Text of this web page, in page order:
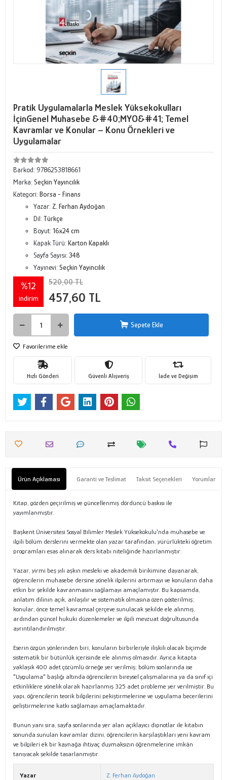
Pratik Uygulamalarla Meslek Yüksekokulları
İçinGenel Muhasebe &#40;MYO&#41; Temel
Kavramlar ve Konular – Konu Örnekleri ve
Uygulamalar
Barkod: 9786253818661
Marka: Seçkin Yayıncılık
Kategori: Borsa - Finans
Yazar: Z. Ferhan Aydoğan
Dil: Türkçe
Boyut: 16x24 cm
Kapak Türü: Karton Kapaklı
Sayfa Sayısı: 348
Yayınevi: Seçkin Yayıncılık
%12
indirim
520,00 TL
457,60 TL
Sepete Ekle
Favorilerime ekle
Hızlı Gönderi Güvenli Alışveriş İade ve Değişim
Ürün Açıklaması Garanti ve Teslimat Taksit Seçenekleri Yorumlar
Kitap, gözden geçirilmiş ve güncellenmiş dördüncü baskısı ile
yayımlanmıştır.
Başkent Üniversitesi Sosyal Bilimler Meslek Yüksekokulu'nda muhasebe ve
ilgili bölüm derslerini vermekte olan yazar tarafından, yürürlükteki öğretim
programları esas alınarak ders kitabı niteliğinde hazırlanmıştır.
Yazar, yirmi beş yılı aşkın mesleki ve akademik birikimine dayanarak,
öğrencilerin muhasebe dersine yönelik ilgilerini artırmayı ve konuların daha
etkin bir şekilde kavranmasını sağlamayı amaçlamıştır. Bu kapsamda,
anlatım dilinin açık, anlaşılır ve sistematik olmasına özen gösterilmiş;
konular, önce temel kavramsal çerçeve sunulacak şekilde ele alınmış,
ardından güncel hukuki düzenlemeler ve ilgili mevzuat doğrultusunda
ayrıntılandırılmıştır.
Eserin özgün yönlerinden biri, konuların birbirleriyle ilişkili olacak biçimde
sistematik bir bütünlük içerisinde ele alınmış olmasıdır. Ayrıca kitapta
yaklaşık 400 adet çözümlü örneğe yer verilmiş; bölüm sonlarında ise
"Uygulama" başlığı altında öğrencilerin bireysel çalışmalarına ya da sınıf içi
etkinliklere yönelik olarak hazırlanmış 325 adet probleme yer verilmiştir. Bu
yapı, öğrencilerin teorik bilgilerini pekiştirmelerine ve uygulama becerilerini
geliştirmelerine katkı sağlamayı amaçlamaktadır.
Bunun yanı sıra, sayfa sonlarında yer alan açıklayıcı dipnotlar ile kitabın
sonunda sunulan kavramlar dizini, öğrencilerin karşılaştıkları yeni kavram
ve bilgileri ek bir kaynağa ihtiyaç duymaksızın öğrenmelerine imkân
tanıyacak şekilde tasarlanmıştır.
Yazar Z. Ferhan Aydoğan